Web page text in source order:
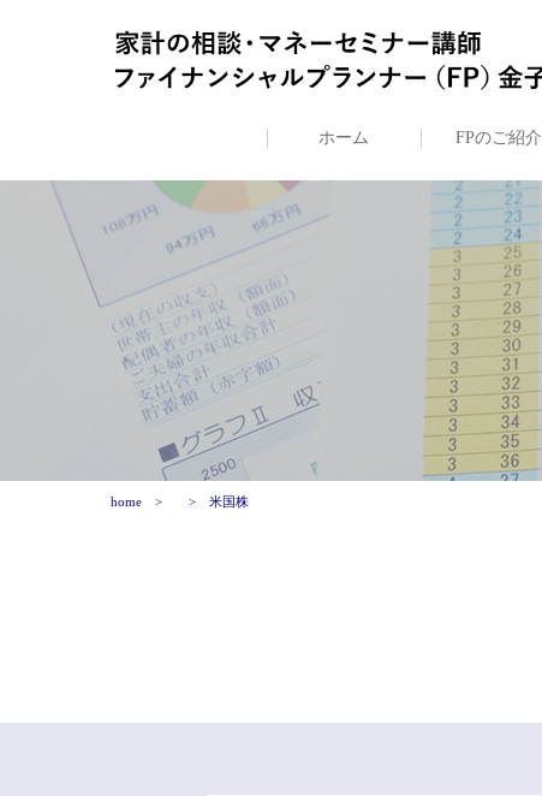
ホーム FPのご紹介
home 米国株